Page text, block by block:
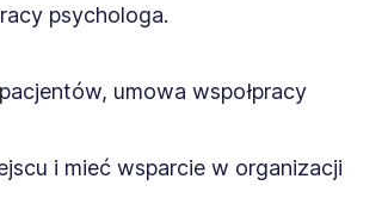
psychologa.
umowa wspołpracy
i mieć wsparcie w organizacji